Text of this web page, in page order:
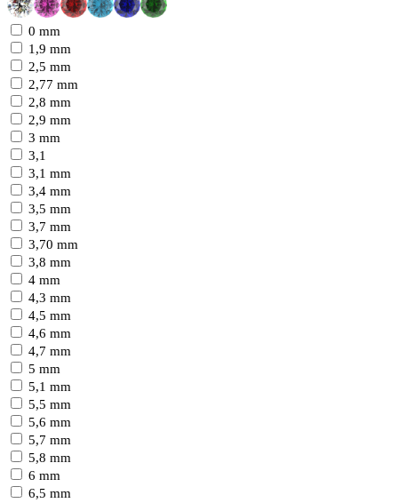
0 mm
1,9 mm
2,5 mm
2,77 mm
2,8 mm
2,9 mm
3 mm
3,1
3,1 mm
3,4 mm
3,5 mm
3,7 mm
3,70 mm
3,8 mm
4 mm
4,3 mm
4,5 mm
4,6 mm
4,7 mm
5 mm
5,1 mm
5,5 mm
5,6 mm
5,7 mm
5,8 mm
6 mm
6,5 mm